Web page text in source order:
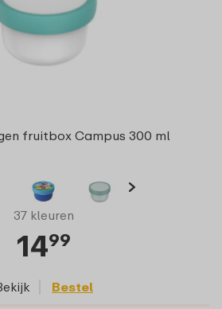
fruitbox Campus 300 ml
37 kleuren
1499
Bestel